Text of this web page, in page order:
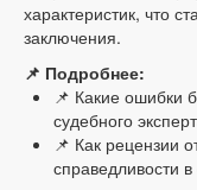
характеристик, что
заключения.
📌 Подробнее:
📌 Какие ошибки
судебного
📌 Как рецензии
справедливости в